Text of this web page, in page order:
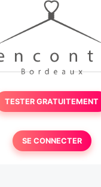
TESTER GRATUITEMENT
SE CONNECTER